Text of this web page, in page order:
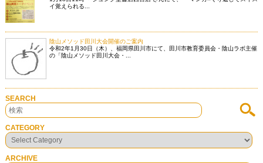
イ覚えられる...
陰山メソッド田川大会開催のご案内
令和2年1月30日（木）、福岡県田川市にて、田川市教育委員会・陰山ラボ主催
の「陰山メソッド田川大会・...
SEARCH
CATEGORY
ARCHIVE